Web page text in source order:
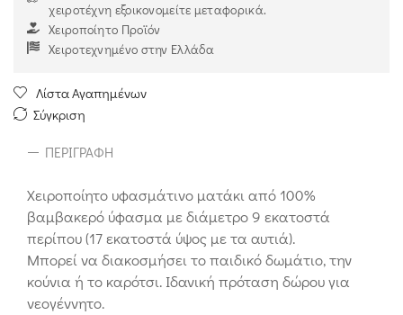
χειροτέχνη εξοικονομείτε μεταφορικά.
Χειροποίητο Προϊόν
Χειροτεχνημένο στην Ελλάδα
Λίστα Αγαπημένων
Σύγκριση
ΠΕΡΙΓΡΑΦΉ
Χειροποίητο υφασμάτινο ματάκι από 100%
βαμβακερό ύφασμα με διάμετρο 9 εκατοστά
περίπου (17 εκατοστά ύψος με τα αυτιά).
Μπορεί να διακοσμήσει το παιδικό δωμάτιο, την
κούνια ή το καρότσι. Ιδανική πρόταση δώρου για
νεογέννητο.